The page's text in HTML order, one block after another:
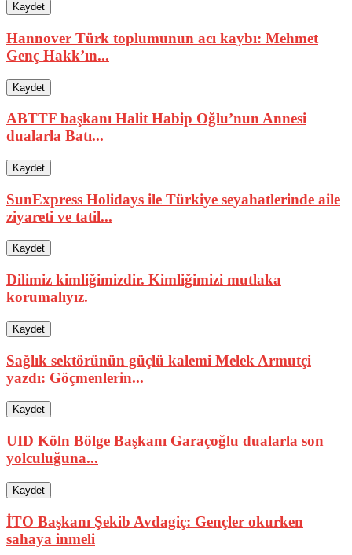
Kaydet
Hannover Türk toplumunun acı kaybı: Mehmet
Genç Hakk’ın...
Kaydet
ABTTF başkanı Halit Habip Oğlu’nun Annesi
dualarla Batı...
Kaydet
SunExpress Holidays ile Türkiye seyahatlerinde aile
ziyareti ve tatil...
Kaydet
Dilimiz kimliğimizdir. Kimliğimizi mutlaka
korumalıyız.
Kaydet
Sağlık sektörünün güçlü kalemi Melek Armutçi
yazdı: Göçmenlerin...
Kaydet
UID Köln Bölge Başkanı Garaçoğlu dualarla son
yolculuğuna...
Kaydet
İTO Başkanı Şekib Avdagiç: Gençler okurken
sahaya inmeli